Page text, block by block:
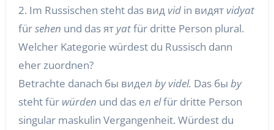
2. Im Russischen steht das вид vidin видят vidyat
fürsehen und das ят yatfür dritte Person plural.
Welcher Kategorie würdest du Russisch dann
eher zuordnen?
Betrachte danach бы видел by videl. Das бы by
steht für würden und das ел elfür dritte Person
singular maskulin Vergangenheit. Würdest du